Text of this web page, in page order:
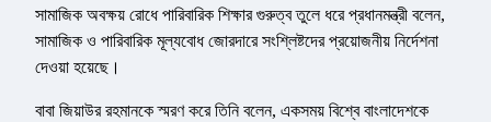
সামাজিক অবক্ষয় রোধে পারিবারিক শিক্ষার গুরুত্ব তুলে ধরে প্রধানমন্ত্রী বলেন,
সামাজিক ও পারিবারিক মূল্যবোধ জোরদারে সংশ্লিষ্টদের প্রয়োজনীয় নির্দেশনা
দেওয়া হয়েছে।
বাবা জিয়াউর রহমানকে স্মরণ করে তিনি বলেন, একসময় বিশ্বে বাংলাদেশকে